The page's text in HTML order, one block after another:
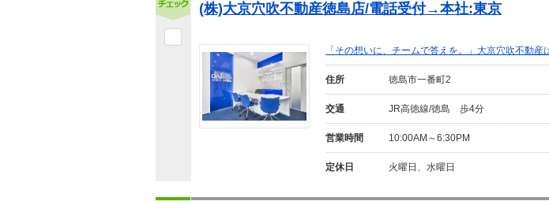
(株)大京穴吹不動産徳島店/電話受付→本社:東京
「その想いに、チームで答えを。」大京穴吹不動産
住所 徳島市一番町2
交通 JR高徳線/徳島 歩4分
営業時間 10:00AM～6:30PM
定休日 火曜日、水曜日